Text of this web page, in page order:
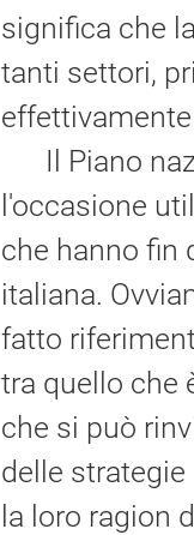
significa che
tanti settori,
Il Piano
l'occasione
che hanno fin
italiana.
fatto
tra quello che
che si può
delle
la loro ragion